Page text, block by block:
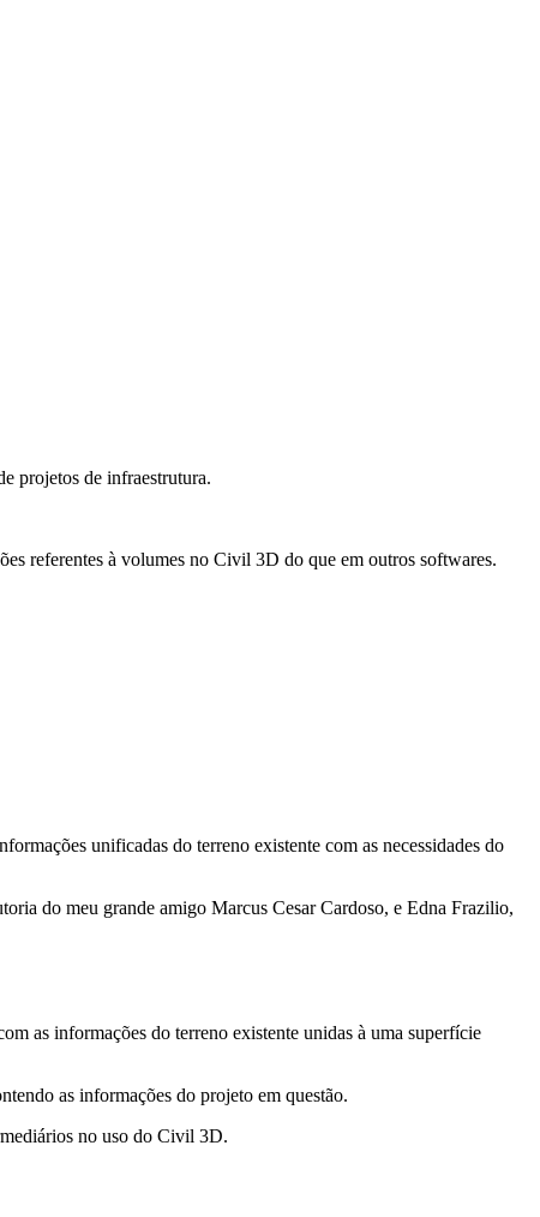
projetos de infraestrutura.
referentes à volumes no Civil 3D do que em outros softwares.
unificadas do terreno existente com as necessidades do
do meu grande amigo Marcus Cesar Cardoso, e Edna Frazilio,
as informações do terreno existente unidas à uma superfície
as informações do projeto em questão.
no uso do Civil 3D.